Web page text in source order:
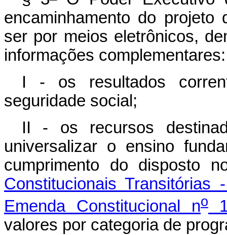
encaminhamento do projeto
ser por meios eletrônicos,
informações complementares:
I - os resultados
seguridade social;
II - os recursos
universalizar o ensino
cumprimento do disposto
Constitucionais Transitórias
Emenda Constitucional no
valores por categoria de